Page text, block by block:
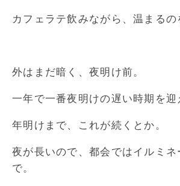
カフェラテ飲みながら、温まるの
外はまだ暗く、夜明け前。
一年で一番夜明けの遅い時期を迎
年明けまで、これが続くとか。
夜が長いので、都会ではイルミ
で。